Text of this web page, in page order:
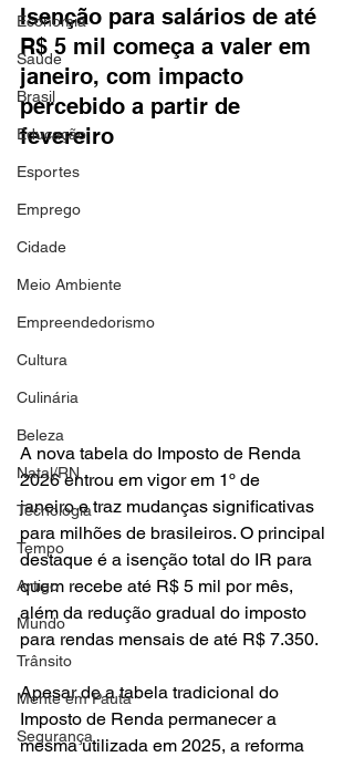
Economia
Saúde
Brasil
Educação
Esportes
Emprego
Cidade
Meio Ambiente
Empreendedorismo
Cultura
Culinária
Beleza
Natal/RN
Tecnologia
Tempo
Artigo
Mundo
Trânsito
Mente em Pauta
Segurança
Isenção para salários de até
R$ 5 mil começa a valer em
janeiro, com impacto
percebido a partir de
fevereiro
A nova tabela do Imposto de Renda
2026 entrou em vigor em 1º de
janeiro e traz mudanças significativas
para milhões de brasileiros. O principal
destaque é a isenção total do IR para
quem recebe até R$ 5 mil por mês,
além da redução gradual do imposto
para rendas mensais de até R$ 7.350.
Apesar de a tabela tradicional do
Imposto de Renda permanecer a
mesma utilizada em 2025, a reforma